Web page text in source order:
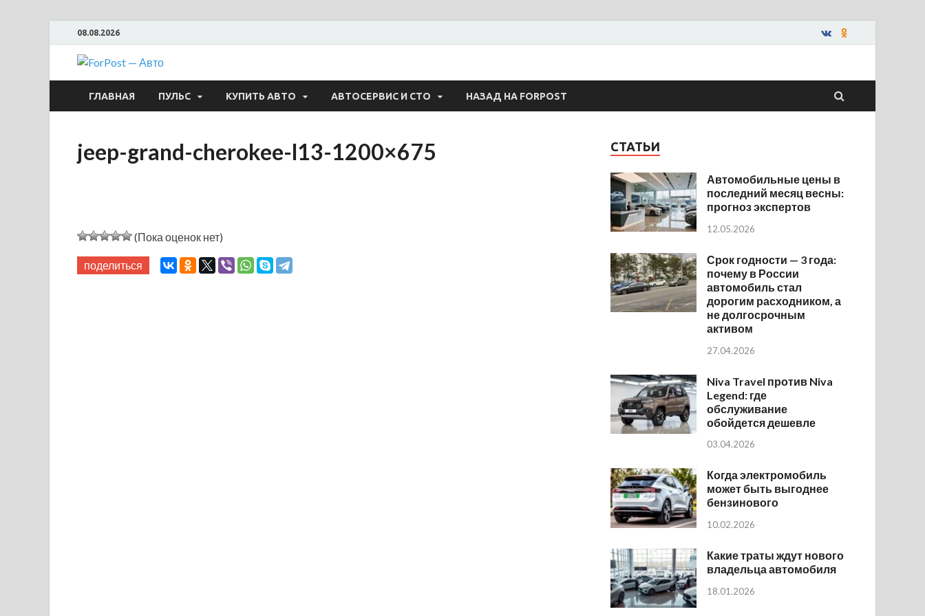
08.08.2026
ForPost — Авто
ГЛАВНАЯ ПУЛЬС КУПИТЬ АВТО АВТОСЕРВИС И СТО НАЗАД НА FORPOST
jeep-grand-cherokee-l13-1200×675
(Пока оценок нет)
поделиться
СТАТЬИ
Автомобильные цены в
последний месяц весны:
прогноз экспертов
12.05.2026
Срок годности — 3 года:
почему в России
автомобиль стал
дорогим расходником, а
не долгосрочным
активом
27.04.2026
Niva Travel против Niva
Legend: где
обслуживание
обойдется дешевле
03.04.2026
Когда электромобиль
может быть выгоднее
бензинового
10.02.2026
Какие траты ждут нового
владельца автомобиля
18.01.2026